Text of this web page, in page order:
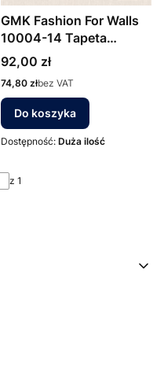
GMK Fashion For Walls
10004-14 Tapeta
ścienna Erismann
Cena
92,00 zł
Cena
74,80 złbez VAT
Do koszyka
Dostępność: Duża ilość
z 1